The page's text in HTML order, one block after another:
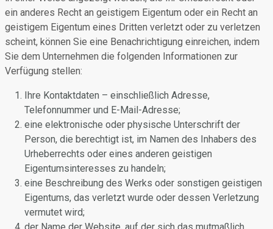
ein anderes Recht an geistigem Eigentum oder ein Recht an
geistigem Eigentum eines Dritten verletzt oder zu verletzen
scheint, können Sie eine Benachrichtigung einreichen, indem
Sie dem Unternehmen die folgenden Informationen zur
Verfügung stellen:
Ihre Kontaktdaten – einschließlich Adresse,
Telefonnummer und E-Mail-Adresse;
eine elektronische oder physische Unterschrift der
Person, die berechtigt ist, im Namen des Inhabers des
Urheberrechts oder eines anderen geistigen
Eigentumsinteresses zu handeln;
eine Beschreibung des Werks oder sonstigen geistigen
Eigentums, das verletzt wurde oder dessen Verletzung
vermutet wird;